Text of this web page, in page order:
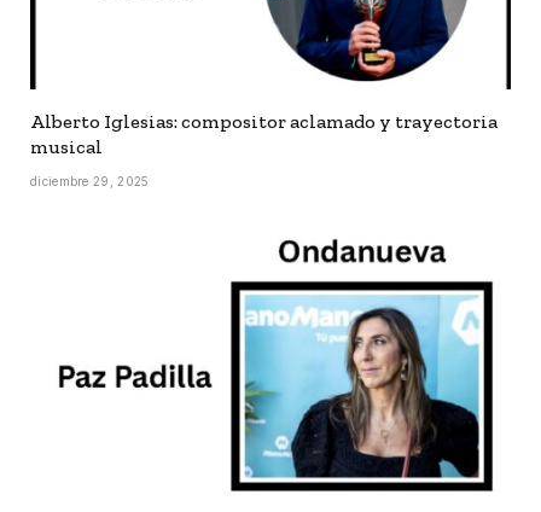
Alberto Iglesias: compositor aclamado y trayectoria
musical
diciembre 29, 2025